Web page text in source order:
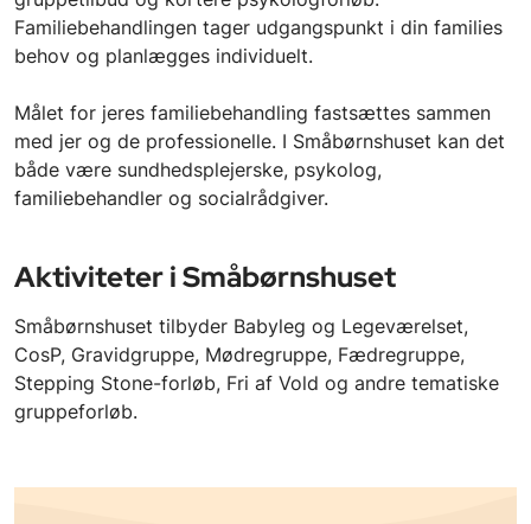
Familiebehandlingen tager udgangspunkt i din families
behov og planlægges individuelt.
Målet for jeres familiebehandling fastsættes sammen
med jer og de professionelle. I Småbørnshuset kan det
både være sundhedsplejerske, psykolog,
familiebehandler og socialrådgiver.
Aktiviteter i Småbørnshuset
Småbørnshuset tilbyder Babyleg og Legeværelset,
CosP, Gravidgruppe, Mødregruppe, Fædregruppe,
Stepping Stone-forløb, Fri af Vold og andre tematiske
gruppeforløb.